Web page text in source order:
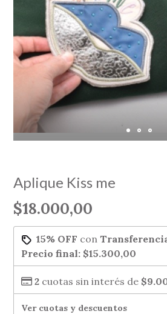
Aplique Kiss me
$18.000,00
15% OFF con
Precio final: $15.300,00
2 cuotas sin interés de
Ver cuotas y descuentos